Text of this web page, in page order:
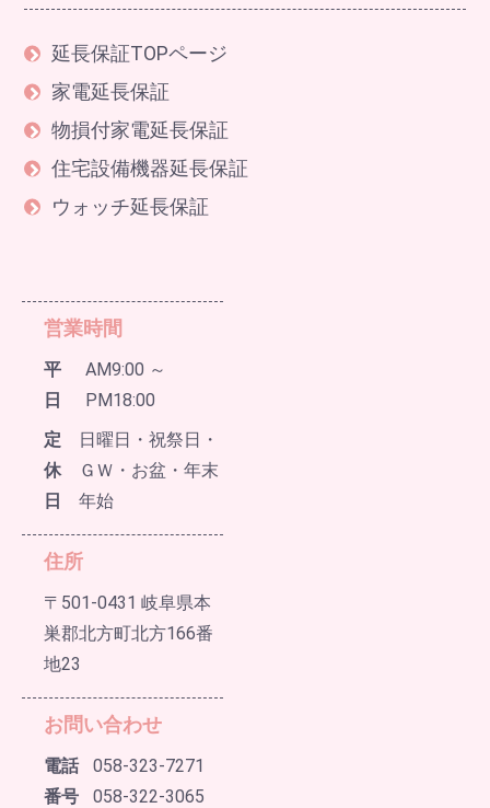
延長保証TOPページ
家電延長保証
物損付家電延長保証
住宅設備機器延長保証
ウォッチ延長保証
営業時間
平
日
AM9:00 ～
PM18:00
定
休
日
日曜日・祝祭日・
ＧＷ・お盆・年末
年始
住所
〒501-0431 岐阜県本
巣郡北方町北方166番
地23
お問い合わせ
電話
番号
058-323-7271
058-322-3065